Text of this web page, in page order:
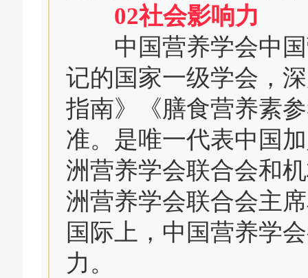
02社会影响力
中国营养学会中国
记的国家一级学会，
指南》《膳食营养素
准。是唯一代表中国
洲营养学会联合会和
洲营养学会联合会主
国际上，中国营养学
力。